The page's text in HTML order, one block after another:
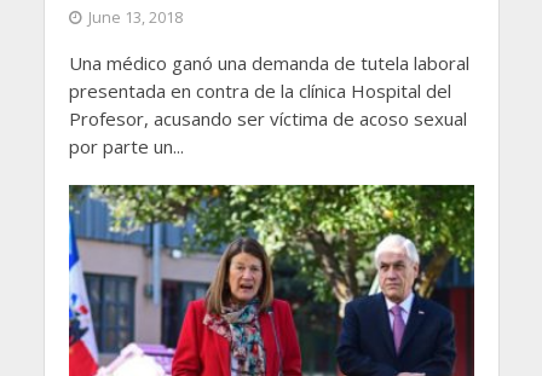
June 13, 2018
Una médico ganó una demanda de tutela laboral
presentada en contra de la clínica Hospital del
Profesor, acusando ser víctima de acoso sexual
por parte un...